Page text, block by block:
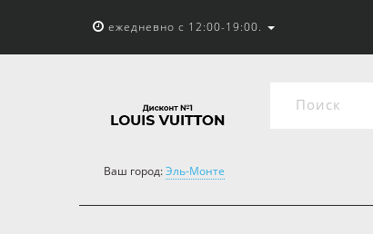
ежедневно с 12:00-19:00.
Ваш город:Эль-Монте